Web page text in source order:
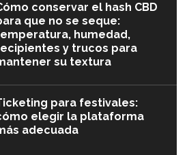
conservar el hash CBD
que no se seque:
humedad,
y trucos para
su textura
para festivales:
elegir la plataforma
adecuada